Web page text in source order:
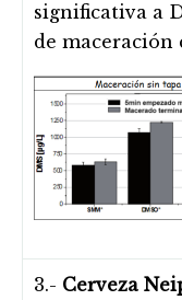
significativa a
de maceración
3.- Cerveza